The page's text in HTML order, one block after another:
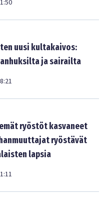
uusi kultakaivos:
ja sairailta
ryöstöt kasvaneet
ryöstävät
lapsia